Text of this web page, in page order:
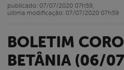
BOLETIM CORONAVÍRUS –
BETÂNIA (06/
publicado: 07/07/2020 07h59,
última modificação: 07/07/2020 07h59